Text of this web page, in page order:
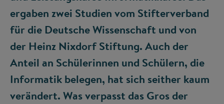
ergaben zwei Studien vom Stifterverband
für die Deutsche Wissenschaft und von
der Heinz Nixdorf Stiftung. Auch der
Anteil an Schülerinnen und Schülern, die
Informatik belegen, hat sich seither kaum
verändert. Was verpasst das Gros der